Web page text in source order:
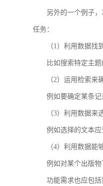
另外的一个例子，
任务：
（1）利用数据找
比如搜索特定主
（2）运用检索来
例如要确定某条
（3）利用数据来
例如选择的文本
（4）利用数据能
例如对某个出版
功能需求也应包括